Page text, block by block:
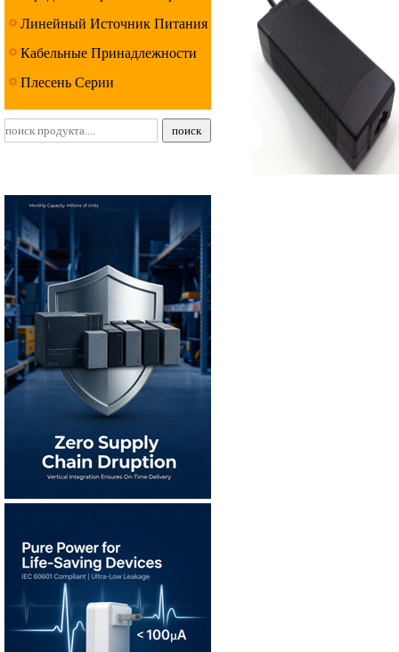
Линейный Источник Питания
Серии
Кабельные Принадлежности
Серии
Плесень Серии